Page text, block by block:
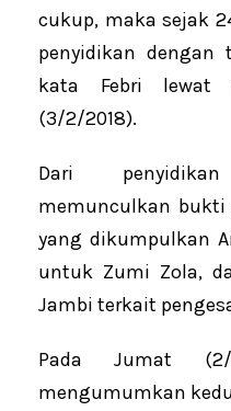
cukup, maka sejak
penyidikan dengan
kata Febri lewat
(3/2/2018).
Dari
memunculkan
yang dikumpulkan
untuk Zumi Zola,
Jambi terkait
Pada Jumat (2/
mengumumkan